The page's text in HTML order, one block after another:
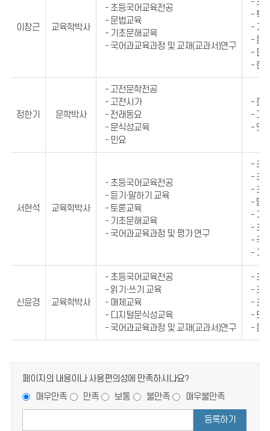
이창근 교육학박사
- 초등국어교육전공
- 문법교육
- 기초문해교육
- 국어과교육과정 및 교재(교과서)연구
- 특
- 기
- 문
- 문
- 한
정한기 문학박사
- 고전문학전공
- 고전시가
- 전래동요
- 문식성교육
- 민요
- 한
- 고
- 옛
서현석 교육학박사
- 초등국어교육전공
- 듣기·말하기 교육
- 토론교육
- 기초문해교육
- 국어과교육과정 및 평가 연구
- 초
- 초
- 초
- 담
- 기
- 초
- 국
- 기
신윤경 교육학박사
- 초등국어교육전공
- 읽기·쓰기 교육
- 매체교육
- 디지털문식성교육
- 국어과교육과정 및 교재(교과서)연구
- 초
- 초
- 초
- 도
- 문
페이지의 내용이나 사용편의성에 만족하시나요?
매우만족
만족 보통 불만족 매우불만족
등록하기